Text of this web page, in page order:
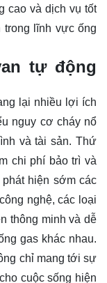
cao và dịch vụ tốt
trong lĩnh vực ống
tự động
lại nhiều lợi ích
nguy cơ cháy nổ
và tài sản. Thứ
chi phí bảo trì và
hiện sớm các
nghệ, các loại
thông minh và dễ
gas khác nhau.
chỉ mang tới sự
cuộc sống hiện